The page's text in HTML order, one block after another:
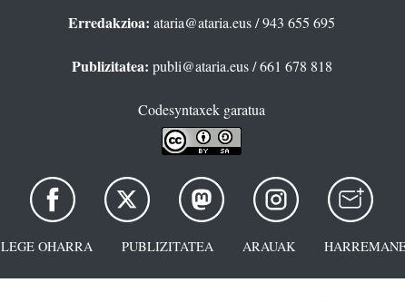
Erredakzioa: ataria@ataria.eus/ 943 655 695
Publizitatea: publi@ataria.eus/ 661 678 818
Codesyntaxek garatua
LEGE OHARRA PUBLIZITATEA ARAUAK